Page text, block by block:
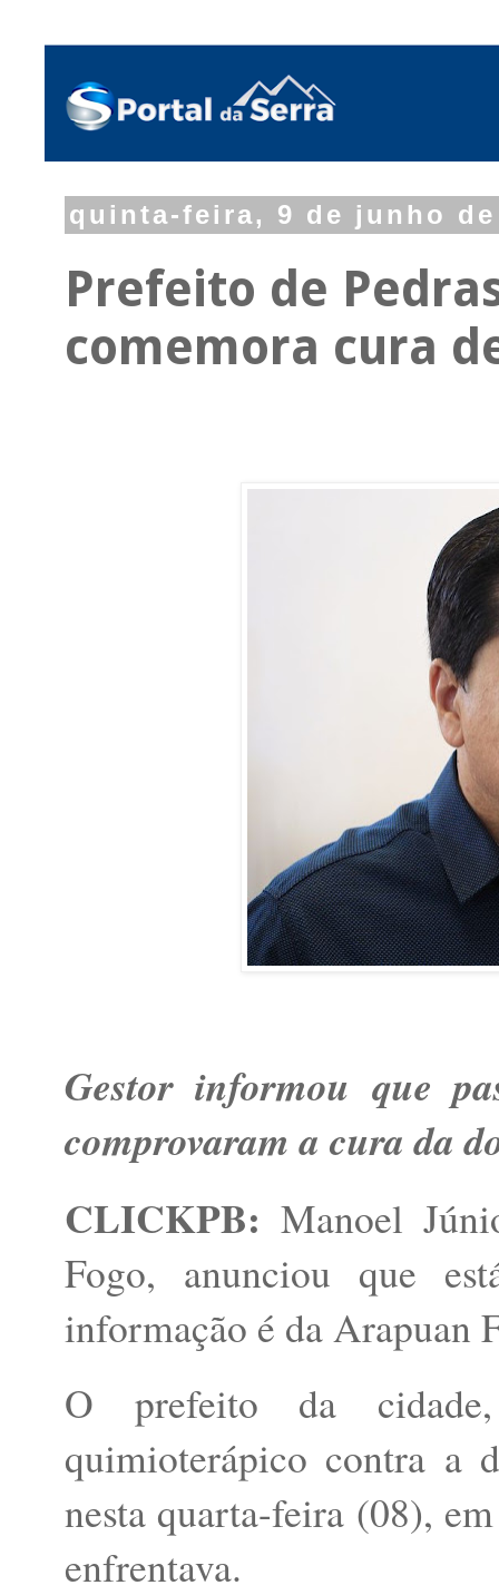
quinta-feira, 9 de junho de
Prefeito de
comemora cura
Gestor informou que
comprovaram a cura da
CLICKPB: Manoel
Fogo, anunciou que
informação é da Arapuan
O prefeito da
quimioterápico contra a
nesta quarta-feira (08),
enfrentava.